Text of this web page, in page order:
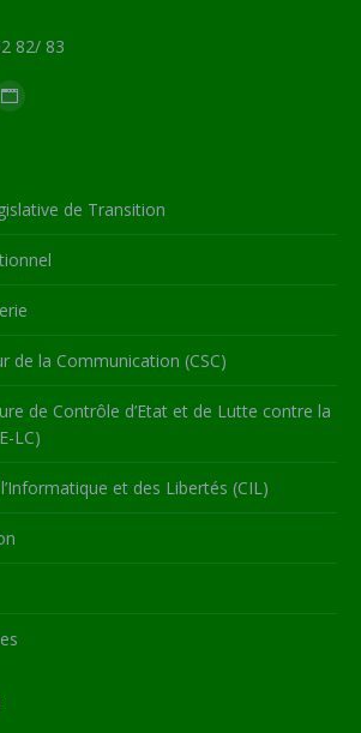
82/ 83
Site
opens
in
new
de Transition
de la Communication (CSC)
de Contrôle d’Etat et de Lutte contre la
LC)
et des Libertés (CIL)